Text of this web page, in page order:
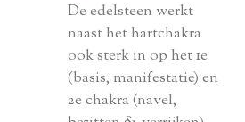
De edelsteen werkt
naast het hartchakra
ook sterk in op het 1e
(basis, manifestatie) en
2e chakra (navel,